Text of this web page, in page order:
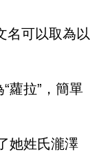
名可以取為以
蘿拉”，簡單
她姓氏瀧澤